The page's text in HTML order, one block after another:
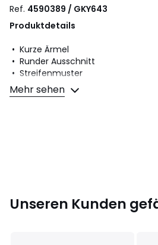
Ref. 4590389 / GKY643
Produktdetails
• Kurze Ärmel
• Runder Ausschnitt
• Streifenmuster
Material und Pflege
Mehr sehen
Unseren Kunden